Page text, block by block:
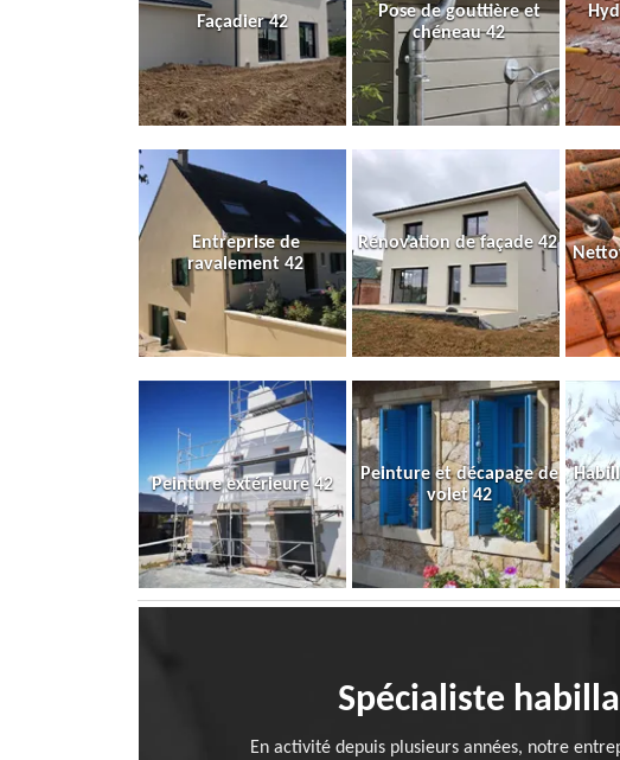
Façadier 42
Pose de gouttière et
chéneau 42
Entreprise de
ravalement 42
Rénovation de façade 42
Peinture extérieure 42
Peinture et décapage de
volet 42
Spécialiste
En activité depuis plusieurs années, notre